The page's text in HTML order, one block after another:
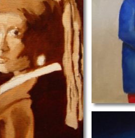
model ala Picasso